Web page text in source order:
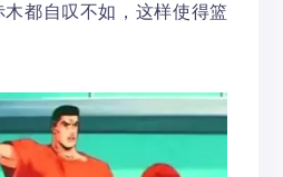
都自叹不如，这样使得篮